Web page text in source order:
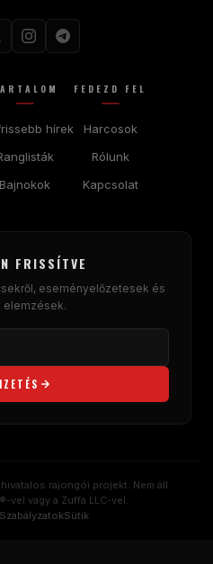
hírek
Bajnokok
FEDEZD FEL
Harcosok
Rólunk
Kapcsolat
FRISSÍTVE
eseményelőzetesek és
elemzések.
rajongói projekt. Nem áll
vel vagy a Zuffa LLC-vel.
SzabályzatokSütik